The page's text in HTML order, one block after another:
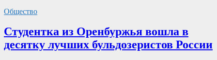
Общество
Студентка из Оренбуржья вошла в
десятку лучших бульдозеристов России